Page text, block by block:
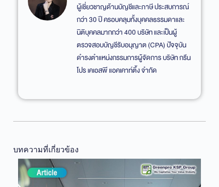
ผู้เชี่ยวชาญด้านบัญชีและภาษี ประสบการณ์
กว่า 30 ปี ครอบคลุมทั้งบุคคลธรรมดาและ
นิติบุคคลมากกว่า 400 บริษัท และเป็นผู้
ตรวจสอบบัญชีรับอนุญาต (CPA) ปัจจุบัน
ดำรงตำแหน่งกรรมการผู้จัดการ บริษัท กรีน
โปร เคเอสพี แอคเคาท์ติ้ง จำกัด
บทความที่เกี่ยวข้อง